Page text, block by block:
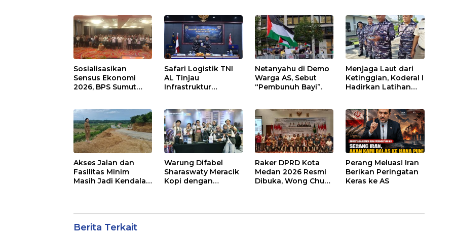
Melonjak 31 Persen
Sosialisasikan
Sensus Ekonomi
2026, BPS Sumut
Safari Logistik TNI
AL Tinjau
Infrastruktur
Perkuat Dukungan
Operasional
Netanyahu di Demo
Warga AS, Sebut
“Pembunuh Bayi”.
Menjaga Laut dari
Ketinggian, Koderal I
Hadirkan Latihan
Akses Jalan dan
Fasilitas Minim
Masih Jadi Kendala
Warung Difabel
Sharaswaty Meracik
Kopi dengan
Raker DPRD Kota
Medan 2026 Resmi
Dibuka, Wong Chun
Perang Meluas! Iran
Berikan Peringatan
Keras ke AS
Berita Terkait